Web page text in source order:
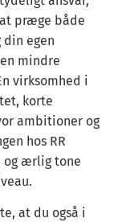
præge både
egen
mindre
virksomhed i
korte
ambitioner og
hos RR
og ærlig tone
at du også i